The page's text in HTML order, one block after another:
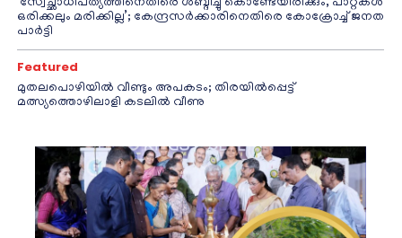
‘സ്വേച്ഛാധിപത്യത്തിനെതിരെ ശബ്ദിച്ചു കൊണ്ടേയിരിക്കും, പാറ്റകൾ
ഒരിക്കലും മരിക്കില്ല’; കേന്ദ്രസർക്കാരിനെതിരെ കോക്രോച്ച് ജനത
പാർട്ടി
Featured
മുതലപൊഴിയിൽ വീണ്ടും അപകടം; തിരയിൽപ്പെട്ട്
മത്സ്യത്തൊഴിലാളി കടലിൽ വീണു